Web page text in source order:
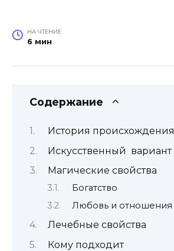
НА ЧТЕНИЕ
6 мин
Содержание
История происхождения
Искусственный вариант
Магические свойства
Богатство
Любовь и отношения
Лечебные свойства
Кому подходит